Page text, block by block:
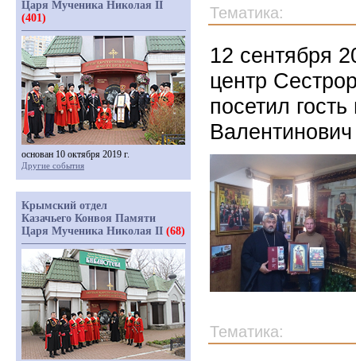
Тематика:
12 сентября
центр
посетил
Валентинович
Тематика:
Царя Мученика Николая II
(401)
основан 10 октября 2019 г.
Другие события
Крымский отдел
Казачьего Конвоя Памяти
Царя Мученика Николая II (68)